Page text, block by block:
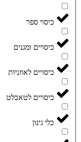
כיסוי ספר
כיסויים ומגנים
כיסויים לאוזניות
כיסויים לטאבלט
כלי גינון